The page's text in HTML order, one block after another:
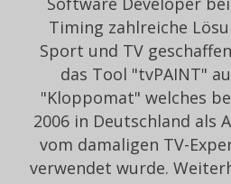
Timing zahlreiche
Sport und TV
das Tool "tvPAINT"
"Kloppomat" welches
2006 in Deutschland als
vom damaligen TV-
verwendet wurde.